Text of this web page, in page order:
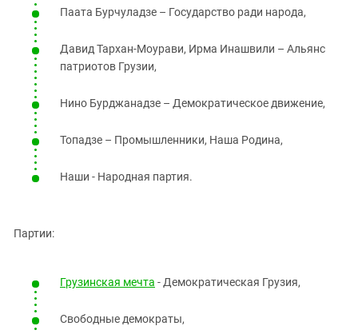
Паата Бурчуладзе – Государство ради народа,
Давид Тархан-Моурави, Ирма Инашвили – Альянс
патриотов Грузии,
Нино Бурджанадзе – Демократическое движение,
Топадзе – Промышленники, Наша Родина,
Наши - Народная партия.
Партии:
Грузинская мечта - Демократическая Грузия,
Свободные демократы,